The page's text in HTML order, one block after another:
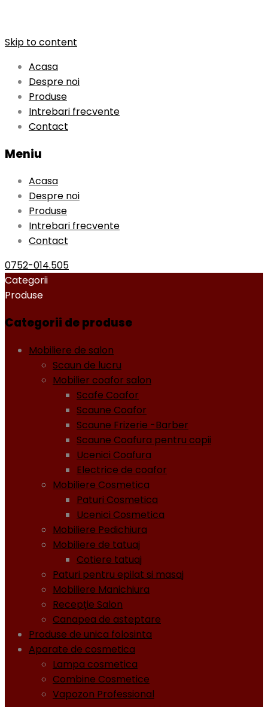
Skip to content
Acasa
Despre noi
Produse
Intrebari frecvente
Contact
Meniu
Acasa
Despre noi
Produse
Intrebari frecvente
Contact
0752-014.505
Categorii
Produse
Categorii de produse
Mobiliere de salon
Scaun de lucru
Mobilier coafor salon
Scafe Coafor
Scaune Coafor
Scaune Frizerie -Barber
Scaune Coafura pentru copii
Ucenici Coafura
Electrice de coafor
Mobiliere Cosmetica
Paturi Cosmetica
Ucenici Cosmetica
Mobiliere Pedichiura
Mobiliere de tatuaj
Cotiere tatuaj
Paturi pentru epilat si masaj
Mobiliere Manichiura
Recepţie Salon
Canapea de asteptare
Produse de unica folosinta
Aparate de cosmetica
Lampa cosmetica
Combine Cosmetice
Vapozon Professional